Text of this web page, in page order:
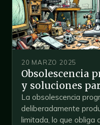
20 MARZO 2025
Obsolescencia
y soluciones
La obsolescencia
deliberadamente
limitada, lo que obliga